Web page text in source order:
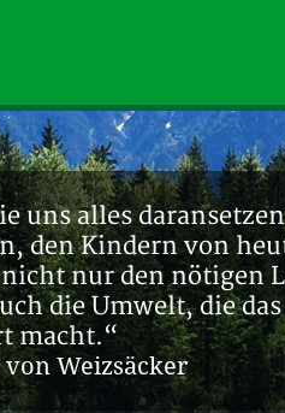
uns alles
den Kindern von
nur den nötigen
die Umwelt, die
macht.“
Weizsäcker